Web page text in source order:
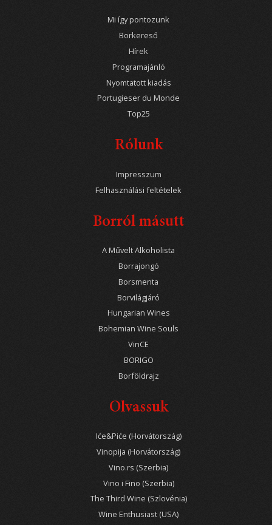
Mi így pontozunk
Borkereső
Hírek
Programajánló
Nyomtatott kiadás
Portugieser du Monde
Top25
Rólunk
Impresszum
Felhasználási feltételek
Borról másutt
A Művelt Alkoholista
Borrajongó
Borsmenta
Borvilágjáró
Hungarian Wines
Bohemian Wine Souls
VinCE
BORIGO
Borföldrajz
Olvassuk
Iće&Piće (Horvátország)
Vinopija (Horvátország)
Vino.rs (Szerbia)
Vino i Fino (Szerbia)
The Third Wine (Szlovénia)
Wine Enthusiast (USA)